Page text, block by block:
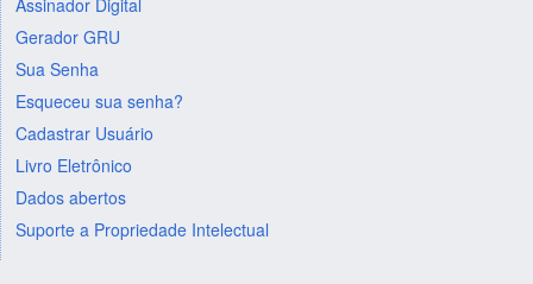
Assinador Digital
Gerador GRU
Sua Senha
Esqueceu sua senha?
Cadastrar Usuário
Livro Eletrônico
Dados abertos
Suporte a Propriedade Intelectual